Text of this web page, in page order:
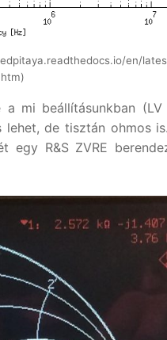
en/
mi beállításunkban
de tisztán ohmos
R&S ZVRE